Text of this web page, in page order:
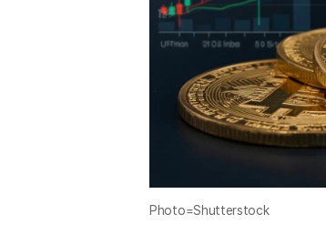
Photo=Shutterstock